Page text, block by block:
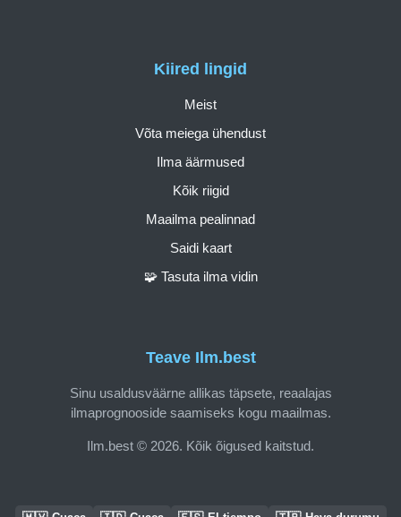
Teave Ilm.best
Sinu usaldusväärne allikas täpsete, reaalajas
ilmaprognooside saamiseks kogu maailmas.
Ilm.best © 2026. Kõik õigused kaitstud.
Kiired lingid
Meist
Võta meiega ühendust
Ilma äärmused
Kõik riigid
Maailma pealinnad
Saidi kaart
🧩 Tasuta ilma vidin